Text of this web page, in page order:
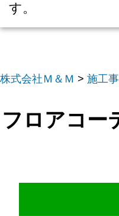
す。
株式会社Ｍ＆Ｍ > 施工
フロアコー